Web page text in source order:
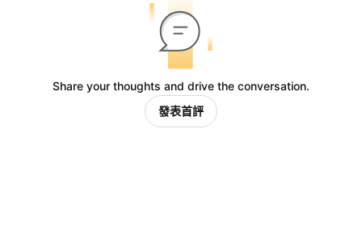
Share your thoughts and drive the conversation.
發表首評